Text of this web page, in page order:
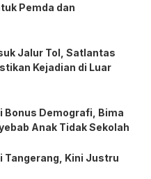
Pemda dan
Jalur Tol, Satlantas
Kejadian di Luar
Bonus Demografi, Bima
Anak Tidak Sekolah
Tangerang, Kini Justru